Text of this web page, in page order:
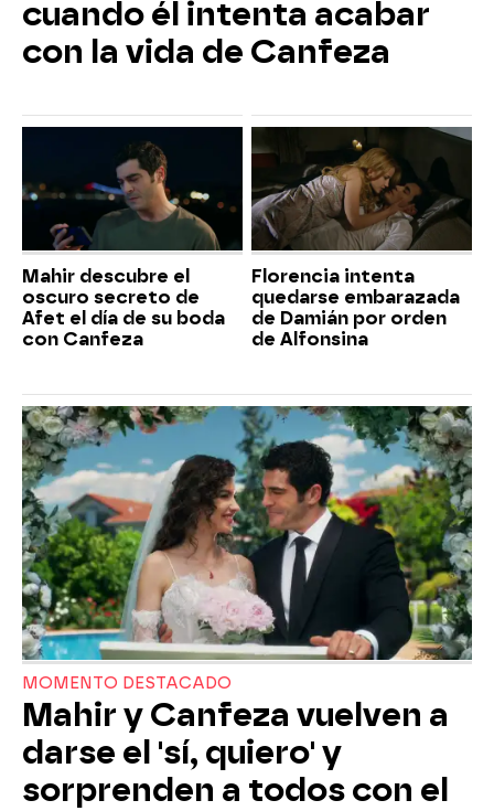
cuando él intenta acabar
con la vida de Canfeza
Mahir descubre el
oscuro secreto de
Afet el día de su boda
con Canfeza
Florencia intenta
quedarse embarazada
de Damián por orden
de Alfonsina
MOMENTO DESTACADO
Mahir y Canfeza vuelven a
darse el 'sí, quiero' y
sorprenden a todos con el